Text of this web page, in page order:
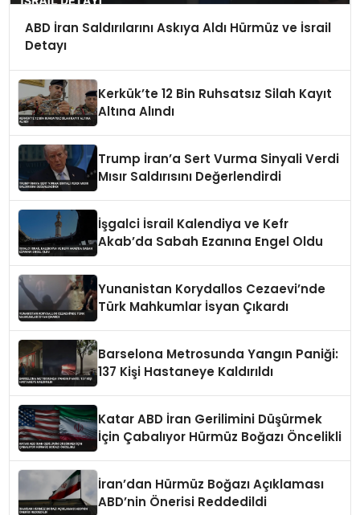
ABD İran Saldırılarını Askıya Aldı Hürmüz ve İsrail
Detayı
Kerkük’te 12 Bin Ruhsatsız Silah Kayıt
Altına Alındı
Trump İran’a Sert Vurma Sinyali Verdi
Mısır Saldırısını Değerlendirdi
İşgalci İsrail Kalendiya ve Kefr
Akab’da Sabah Ezanına Engel Oldu
Yunanistan Korydallos Cezaevi’nde
Türk Mahkumlar İsyan Çıkardı
Barselona Metrosunda Yangın Paniği:
137 Kişi Hastaneye Kaldırıldı
Katar ABD İran Gerilimini Düşürmek
İçin Çabalıyor Hürmüz Boğazı Öncelikli
İran’dan Hürmüz Boğazı Açıklaması
ABD’nin Önerisi Reddedildi